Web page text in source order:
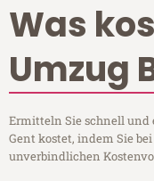
Was
Umzug
Ermitteln Sie schnell und
Gent kostet, indem Sie
unverbindlichen